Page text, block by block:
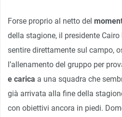
Forse proprio al netto del
della stagione, il presidente
sentire direttamente sul campo,
l’allenamento del gruppo per
e carica a una squadra che
già arrivata alla fine della
con obiettivi ancora in piedi.